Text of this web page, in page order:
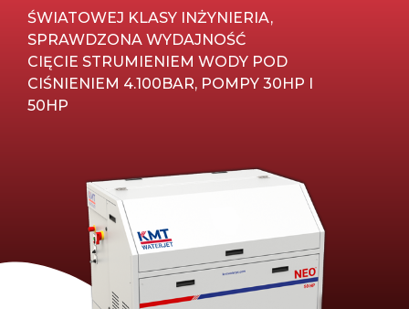
ŚWIATOWEJ KLASY INŻYNIERIA,
SPRAWDZONA WYDAJNOŚĆ
CIĘCIE STRUMIENIEM WODY POD
CIŚNIENIEM 4.100BAR, POMPY 30HP I
50HP